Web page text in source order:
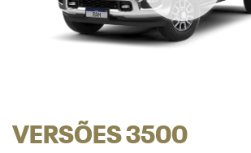
VERSÕES 3500